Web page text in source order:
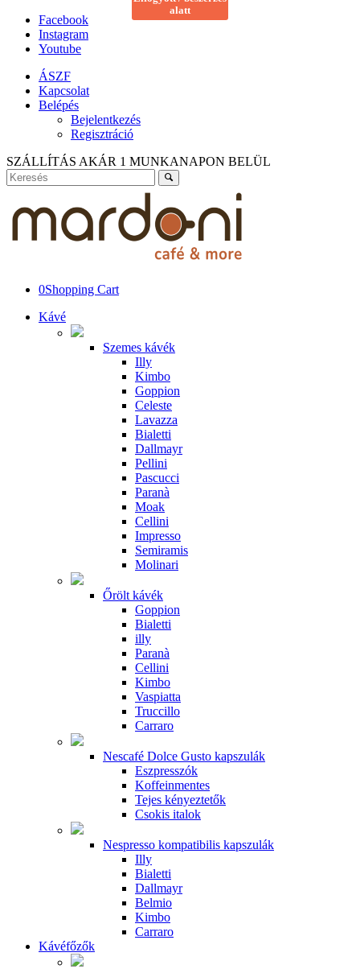
Facebook
Instagram
Youtube
ÁSZF
Kapcsolat
Belépés
Bejelentkezés
Regisztráció
SZÁLLÍTÁS AKÁR 1 MUNKANAPON BELÜL
0Shopping Cart
Kávé
Szemes kávék
Illy
Kimbo
Goppion
Celeste
Lavazza
Bialetti
Dallmayr
Pellini
Pascucci
Paranà
Moak
Cellini
Impresso
Semiramis
Molinari
Őrölt kávék
Goppion
Bialetti
illy
Paranà
Cellini
Kimbo
Vaspiatta
Truccillo
Carraro
Nescafé Dolce Gusto kapszulák
Eszpresszók
Koffeinmentes
Tejes kényeztetők
Csokis italok
Nespresso kompatibilis kapszulák
Illy
Bialetti
Dallmayr
Belmio
Kimbo
Carraro
Kávéfőzők
alatt